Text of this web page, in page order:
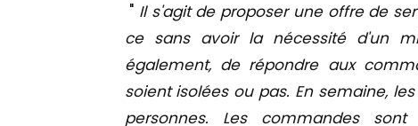
" Il s'agit de proposer une offre de
ce sans avoir la nécessité d'un
également, de répondre aux
soient isolées ou pas. En semaine,
personnes. Les commandes